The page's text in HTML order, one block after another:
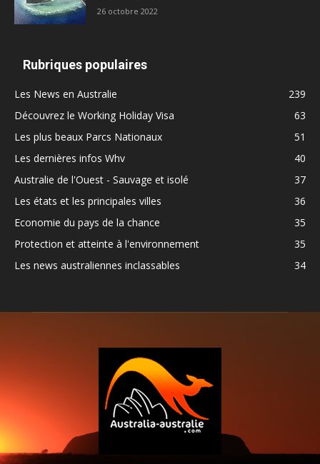
26 octobre 2022
Rubriques populaires
Les News en Australie
239
Découvrez le Working Holiday Visa
63
Les plus beaux Parcs Nationaux
51
Les dernières infos Whv
40
Australie de l'Ouest - Sauvage et isolé
37
Les états et les principales villes
36
Economie du pays de la chance
35
Protection et atteinte à l'environnement
35
Les news australiennes inclassables
34